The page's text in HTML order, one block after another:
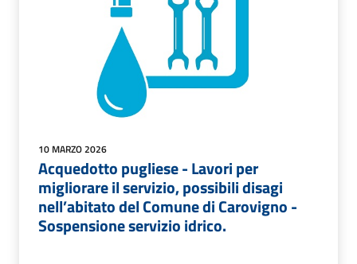
10 MARZO 2026
Acquedotto pugliese - Lavori per
migliorare il servizio, possibili disagi
nell’abitato del Comune di Carovigno -
Sospensione servizio idrico.